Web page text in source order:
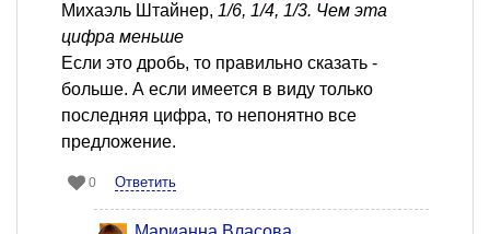
Михаэль Штайнер, 1/6, 1/4, 1/3. Чем эта
цифра меньше
Если это дробь, то правильно сказать -
больше. А если имеется в виду только
последняя цифра, то непонятно все
предложение.
0 Ответить